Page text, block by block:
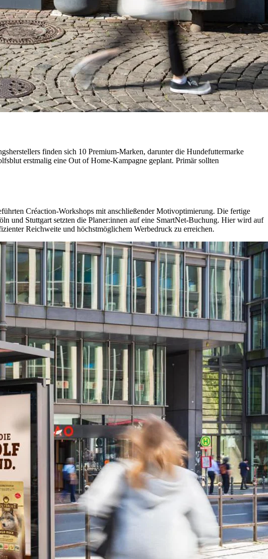
finden sich 10 Premium-Marken, darunter die Hundefuttermarke
erstmalig eine Out of Home-Kampagne geplant. Primär sollten
Créaction-Workshops mit anschließender Motivoptimierung. Die fertige
und Stuttgart setzten die Planer:innen auf eine SmartNet-Buchung. Hier wird auf
Reichweite und höchstmöglichem Werbedruck zu erreichen.